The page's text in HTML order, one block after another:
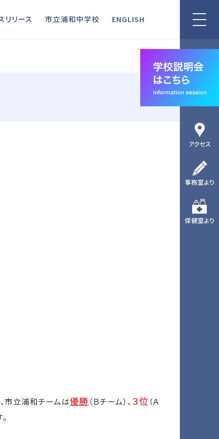
リース 市立浦和中学校 ENGLISH
市立浦和チームは優勝 （Ｂチーム）、 ３位 （Ａ
リリース 市立浦和中学校 ENGLISH
アクセス
事務室より
保健室より